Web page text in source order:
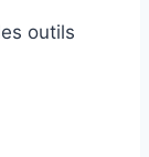
outils